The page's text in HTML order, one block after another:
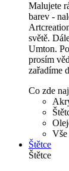
Malujete
barev -
světě.
Umton.
prosím
zařadíme
Co zde
Vše
Štětce
Štětce